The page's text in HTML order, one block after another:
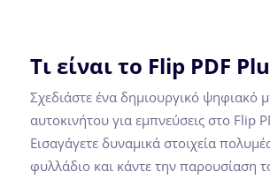
Τι είναι το Flip PDF
Σχεδιάστε ένα δημιουργικό ψηφιακό
αυτοκινήτου για εμπνεύσεις στο Flip
Εισαγάγετε δυναμικά στοιχεία
φυλλάδιο και κάντε την παρουσίαση